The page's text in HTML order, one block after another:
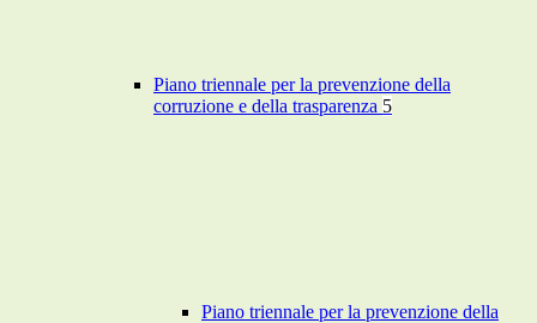
Piano triennale per la prevenzione della
corruzione e della trasparenza 5
Piano triennale per la prevenzione della